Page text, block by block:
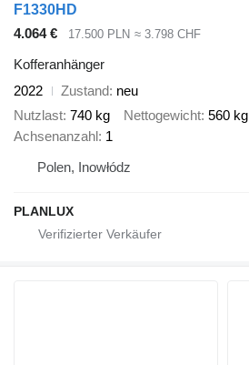
F1330HD
4.064 €
17.500 PLN ≈ 3.798 CHF
Kofferanhänger
2022
Zustand neu
Nutzlast 740 kg Nettogewicht 560 kg
Achsenanzahl 1
Polen, Inowłódz
PLANLUX